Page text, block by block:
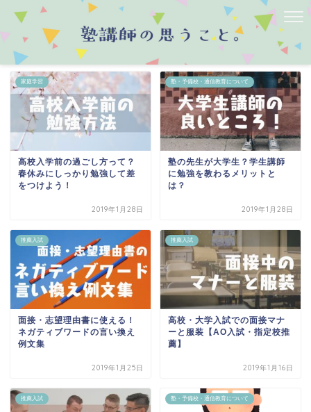
家庭学習
高校入学前の過ごし方って？
春休みにしっかり勉強して差
をつけよう！
2019年1月28日
塾・予備校・通信教育について
塾の先生が大学生？学生講師
に勉強を教わるメリットと
は？
2019年1月28日
推薦入試
面接・志望理由書に使える！
ネガティブワードの言い換え
例文集
2019年1月25日
推薦入試
高校・大学入試での面接マナ
ーと服装【AO入試・指定校推
薦】
2019年1月16日
推薦入試 塾・予備校・通信教育について